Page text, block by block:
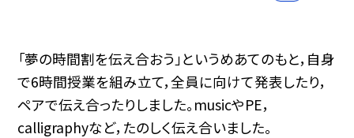
「夢の時間割を伝え合おう」というめあてのもと，自身
で6時間授業を組み立て，全員に向けて発表したり，
ペアで伝え合ったりしました。musicやPE，
calligraphyなど，たのしく伝え合いました。